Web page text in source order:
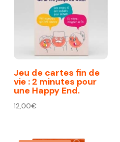
Jeu de cartes fin de
vie : 2 minutes pour
une Happy End.
12,00€